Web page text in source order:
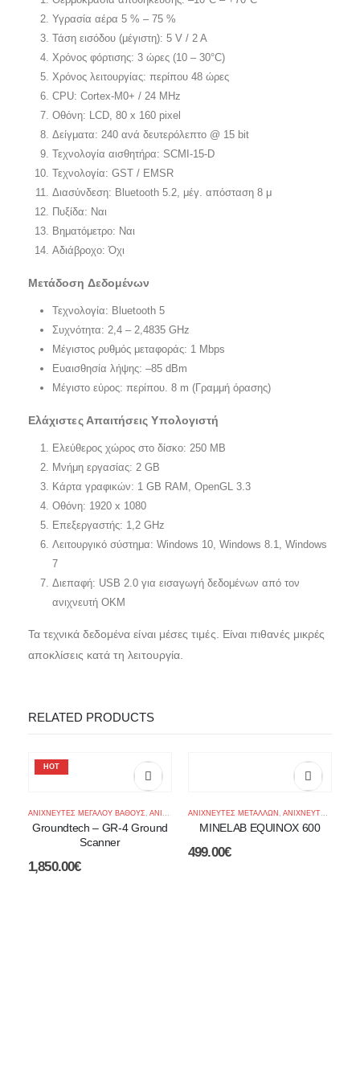
Υγρασία αέρα 5 % – 75 %
Τάση εισόδου (μέγιστη): 5 V / 2 A
Χρόνος φόρτισης: 3 ώρες (10 – 30°C)
Χρόνος λειτουργίας: περίπου 48 ώρες
CPU: Cortex-M0+ / 24 MHz
Οθόνη: LCD, 80 x 160 pixel
Δείγματα: 240 ανά δευτερόλεπτο @ 15 bit
Τεχνολογία αισθητήρα: SCMI-15-D
Τεχνολογία: GST / EMSR
Διασύνδεση: Bluetooth 5.2, μέγ. απόσταση 8 μ
Πυξίδα: Ναι
Βηματόμετρο: Ναι
Αδιάβροχο: Όχι
Μετάδοση Δεδομένων
Τεχνολογία: Bluetooth 5
Συχνότητα: 2,4 – 2,4835 GHz
Μέγιστος ρυθμός μεταφοράς: 1 Mbps
Ευαισθησία λήψης: –85 dBm
Μέγιστο εύρος: περίπου. 8 m (Γραμμή όρασης)
Ελάχιστες Απαιτήσεις Υπολογιστή
Ελεύθερος χώρος στο δίσκο: 250 MB
Μνήμη εργασίας: 2 GB
Κάρτα γραφικών: 1 GB RAM, OpenGL 3.3
Οθόνη: 1920 x 1080
Επεξεργαστής: 1,2 GHz
Λειτουργικό σύστημα: Windows 10, Windows 8.1, Windows
7
Διεπαφή: USB 2.0 για εισαγωγή δεδομένων από τον
ανιχνευτή OKM
Τα τεχνικά δεδομένα είναι μέσες τιμές. Είναι πιθανές μικρές
αποκλίσεις κατά τη λειτουργία.
RELATED PRODUCTS
HOT
ΑΝΙΧΝΕΥΤΈΣ ΜΕΓΆΛΟΎ ΒΆΘΟΥΣ, ΑΝΙΧΝΕΥΤΈΣ ΧΡΥΣΟΎ ,ΔΆΣΗ ΚΑΙ ΒΟΥΝΆ ,ΚΑΤΑΓΡΑΦΙΚΑ -
Groundtech – GR-4 Ground
Scanner
1,850.00€
ΑΝΙΧΝΕΥΤΕΣ ΜΕΤΑΛΛΩΝ , ΑΝΙΧΝΕΥΤΈΣ ΧΡΥΣΟΎ
MINELAB EQUINOX 600
499.00€